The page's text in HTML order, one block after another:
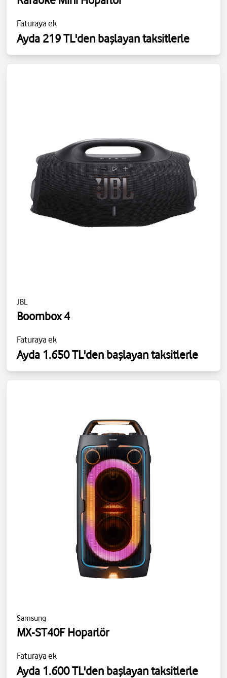
Faturaya ek
Ayda 219 TL'den başlayan taksitlerle
JBL
Boombox 4
Faturaya ek
Ayda 1.650 TL'den başlayan taksitlerle
Samsung
MX-ST40F Hoparlör
Faturaya ek
Ayda 1.600 TL'den başlayan taksitlerle